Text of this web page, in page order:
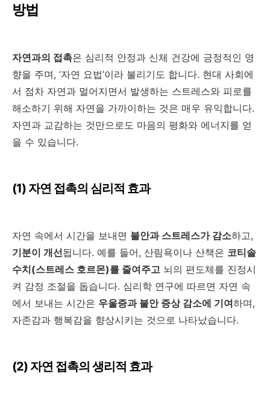
방법
자연과의 접촉은 심리적 안정과 신체 건강에 긍정적인 영
향을 주며, ‘자연 요법’이라 불리기도 합니다. 현대 사회에
서 점차 자연과 멀어지면서 발생하는 스트레스와 피로를
해소하기 위해 자연을 가까이하는 것은 매우 유익합니다.
자연과 교감하는 것만으로도 마음의 평화와 에너지를 얻
을 수 있습니다.
(1) 자연 접촉의 심리적 효과
자연 속에서 시간을 보내면 불안과 스트레스가 감소하고,
기분이 개선됩니다. 예를 들어, 산림욕이나 산책은 코티솔
수치(스트레스 호르몬)를 줄여주고 뇌의 편도체를 진정시
켜 감정 조절을 돕습니다. 심리학 연구에 따르면 자연 속
에서 보내는 시간은 우울증과 불안 증상 감소에 기여하며,
자존감과 행복감을 향상시키는 것으로 나타났습니다.
(2) 자연 접촉의 생리적 효과